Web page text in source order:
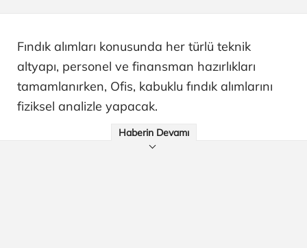
Fındık alımları konusunda her türlü teknik
altyapı, personel ve finansman hazırlıkları
tamamlanırken, Ofis, kabuklu fındık alımlarını
fiziksel analizle yapacak.
Haberin Devamı